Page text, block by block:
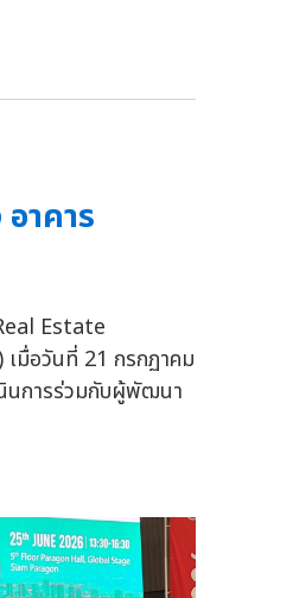
าคาร
Estate
มื่อวันที่ 21 กรกฏาคม
นการร่วมกับผู้พัฒนา